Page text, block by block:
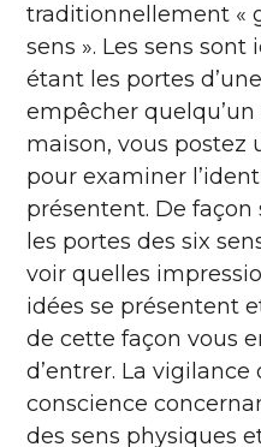
traditionnellement «
sens ». Les sens
étant les portes
empêcher quelqu’un
maison, vous postez
pour examiner
présentent. De façon
les portes des six
voir quelles
idées se présentent
de cette façon vous
d’entrer. La vigilance
conscience
des sens physiques